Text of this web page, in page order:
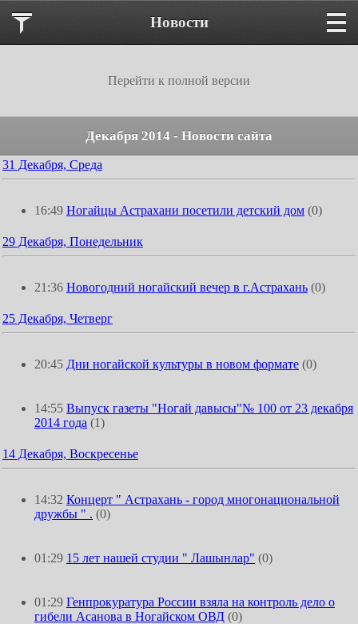
Новости
Перейти к полной версии
Декабря 2014 - Новости сайта
31 Декабря, Среда
16:49 Ногайцы Астрахани посетили детский дом (0)
29 Декабря, Понедельник
21:36 Новогодний ногайский вечер в г.Астрахань (0)
25 Декабря, Четверг
20:45 Дни ногайской культуры в новом формате (0)
14:55 Выпуск газеты "Ногай давысы"№ 100 от 23 декабря
2014 года (1)
14 Декабря, Воскресенье
14:32 Концерт " Астрахань - город многонациональной
дружбы " . (0)
01:29 15 лет нашей студии " Лашынлар" (0)
01:29 Генпрокуратура России взяла на контроль дело о
гибели Асанова в Ногайском ОВД (0)